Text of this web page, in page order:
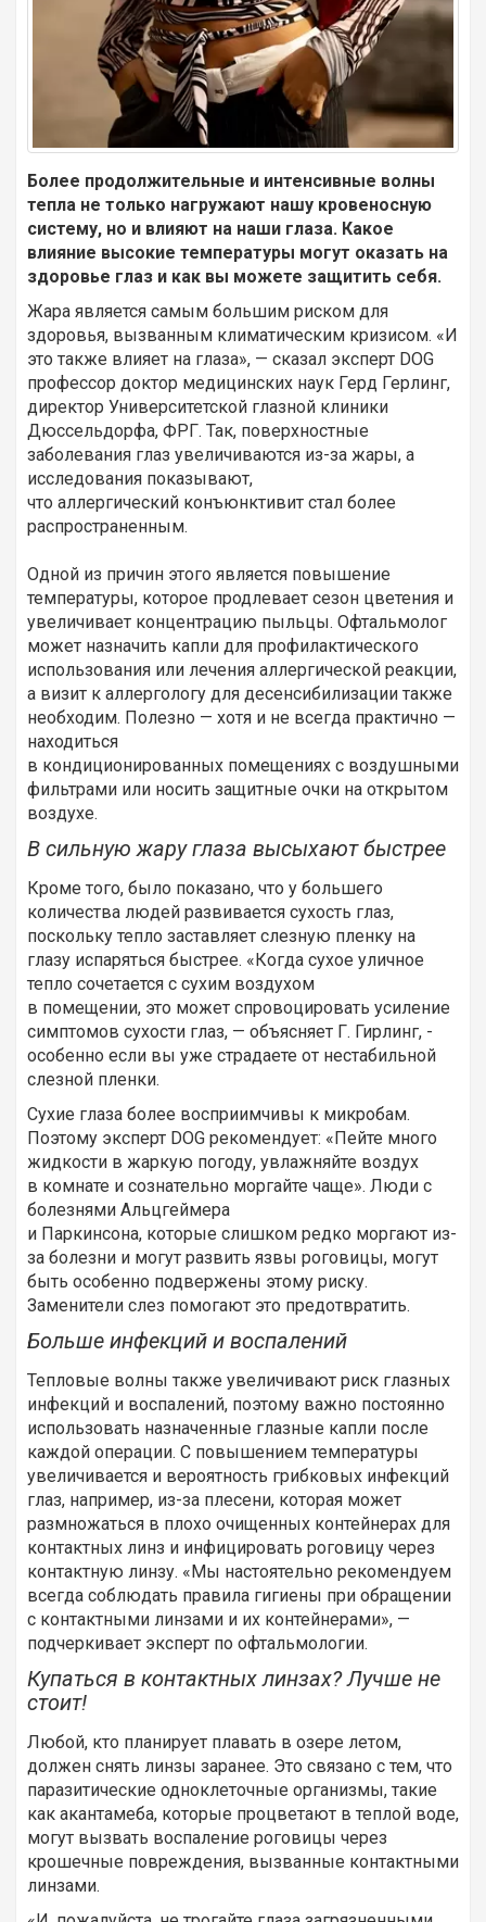
Более продолжительные и интенсивные волны
тепла не только нагружают нашу кровеносную
систему, но и влияют на наши глаза. Какое
влияние высокие температуры могут оказать на
здоровье глаз и как вы можете защитить себя.
Жара является самым большим риском для
здоровья, вызванным климатическим кризисом. «И
это также влияет на глаза», — сказал эксперт DOG
профессор доктор медицинских наук Герд Герлинг,
директор Университетской глазной клиники
Дюссельдорфа, ФРГ. Так, поверхностные
заболевания глаз увеличиваются из-за жары, а
исследования показывают,
что аллергический конъюнктивит стал более
распространенным.
Одной из причин этого является повышение
температуры, которое продлевает сезон цветения и
увеличивает концентрацию пыльцы. Офтальмолог
может назначить капли для профилактического
использования или лечения аллергической реакции,
а визит к аллергологу для десенсибилизации также
необходим. Полезно — хотя и не всегда практично —
находиться
в кондиционированных помещениях с воздушными
фильтрами или носить защитные очки на открытом
воздухе.
В сильную жару глаза высыхают быстрее
Кроме того, было показано, что у большего
количества людей развивается сухость глаз,
поскольку тепло заставляет слезную пленку на
глазу испаряться быстрее. «Когда сухое уличное
тепло сочетается с сухим воздухом
в помещении, это может спровоцировать усиление
симптомов сухости глаз, — объясняет Г. Гирлинг, -
особенно если вы уже страдаете от нестабильной
слезной пленки.
Сухие глаза более восприимчивы к микробам.
Поэтому эксперт DOG рекомендует: «Пейте много
жидкости в жаркую погоду, увлажняйте воздух
в комнате и сознательно моргайте чаще». Люди с
болезнями Альцгеймера
и Паркинсона, которые слишком редко моргают из-
за болезни и могут развить язвы роговицы, могут
быть особенно подвержены этому риску.
Заменители слез помогают это предотвратить.
Больше инфекций и воспалений
Тепловые волны также увеличивают риск глазных
инфекций и воспалений, поэтому важно постоянно
использовать назначенные глазные капли после
каждой операции. С повышением температуры
увеличивается и вероятность грибковых инфекций
глаз, например, из-за плесени, которая может
размножаться в плохо очищенных контейнерах для
контактных линз и инфицировать роговицу через
контактную линзу. «Мы настоятельно рекомендуем
всегда соблюдать правила гигиены при обращении
с контактными линзами и их контейнерами», —
подчеркивает эксперт по офтальмологии.
Купаться в контактных линзах? Лучше не
стоит!
Любой, кто планирует плавать в озере летом,
должен снять линзы заранее. Это связано с тем, что
паразитические одноклеточные организмы, такие
как акантамеба, которые процветают в теплой воде,
могут вызвать воспаление роговицы через
крошечные повреждения, вызванные контактными
линзами.